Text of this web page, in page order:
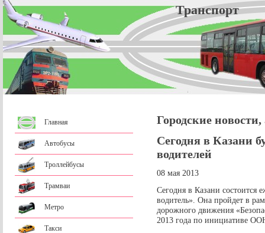
Главная
Автобусы
Троллейбусы
Трамваи
Метро
Такси
Городские
Сегодня в Казани
водителей
08 мая 2013
Сегодня в Казани состоится
водитель». Она пройдет в
дорожного движения
2013 года по инициативе